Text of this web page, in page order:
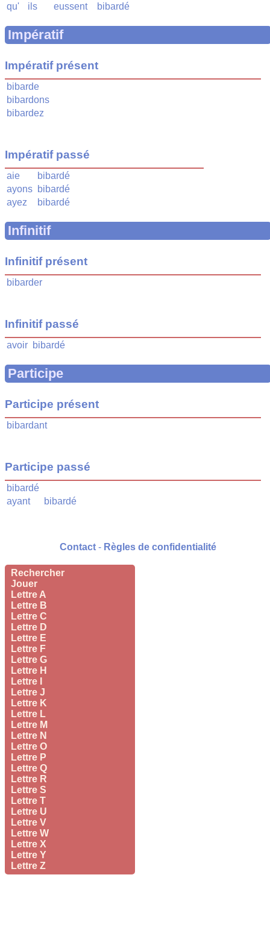
Rechercher
Jouer
Lettre A
Lettre B
Lettre C
Lettre D
Lettre E
Lettre F
Lettre G
Lettre H
Lettre I
Lettre J
Lettre K
Lettre L
Lettre M
Lettre N
Lettre O
Lettre P
Lettre Q
Lettre R
Lettre S
Lettre T
Lettre U
Lettre V
Lettre W
Lettre X
Lettre Y
Lettre Z
qu'
ils eussent bibardé
Impératif
Impératif présent
bibarde
bibardons
bibardez
Impératif passé
aie
bibardé
ayons bibardé
ayez
bibardé
Infinitif
Infinitif présent
bibarder
Infinitif passé
avoir bibardé
Participe
Participe présent
bibardant
Participe passé
bibardé
ayant
bibardé
Contact - Règles de confidentialité